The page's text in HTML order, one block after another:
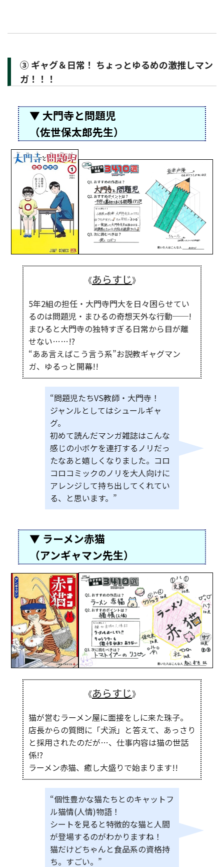
③ ギャグ＆日常！ ちょっとゆるめの激推しマン
ガ！！！
▼ 大門寺と問題児
（佐世保太郎先生）
《あらすじ》
5年2組の担任・大門寺門大を日々困らせてい
るのは問題児・まひるの奇想天外な行動──!
まひると大門寺の独特すぎる日常から目が離
せない……!?
“ああ言えばこう言う系”お説教ギャグマン
ガ、ゆるっと開幕!!
“問題児たちVS教師・大門寺！
ジャンルとしてはシュールギャ
グ。
初めて読んだマンガ雑誌はこんな
感じの小ボケを連打するノリだっ
たなあと嬉しくなりました。コロ
コロコミックのノリを大人向けに
アレンジして持ち出してくれてい
る、と思います。”
▼ ラーメン赤猫
（アンギャマン先生）
《あらすじ》
猫が営むラーメン屋に面接をしに来た珠子。
店長からの質問に「犬派」と答えて、あっさり
と採用されたのだが…、仕事内容は猫の世話
係!?
ラーメン赤猫、癒し大盛りで始まります!!
“個性豊かな猫たちとのキャットフ
ル猫情(人情)物語！
シートを見ると特徴的な猫と人間
が登場するのがわかりますね！
猫だけどちゃんと食品系の資格持
ち。すごい。”